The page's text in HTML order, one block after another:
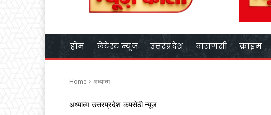
होम लेटेस्ट न्यूज उत्तरप्रदेश वाराणसी क्राइम
Home अध्यात्म
अध्यात्म उत्तरप्रदेश कपसेठी न्यूज